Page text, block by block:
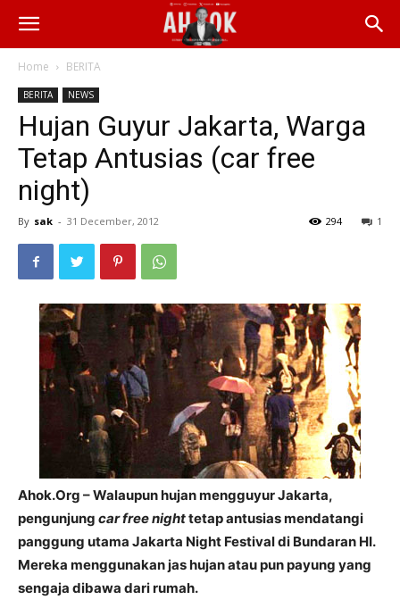
Home BERITA
BERITA NEWS
Hujan Guyur Jakarta, Warga
Tetap Antusias (car free
night)
By sak - 31 December, 2012 1
294
Ahok.Org – Walaupun hujan mengguyur Jakarta,
pengunjung car free nighttetap antusias mendatangi
panggung utama Jakarta Night Festival di Bundaran HI.
Mereka menggunakan jas hujan atau pun payung yang
sengaja dibawa dari rumah.